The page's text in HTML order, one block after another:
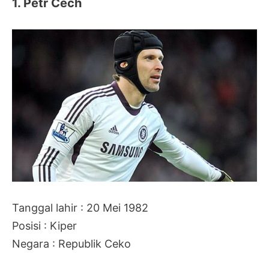
Tanggal lahir : 20 Mei 1982
Posisi : Kiper
Negara : Republik Ceko